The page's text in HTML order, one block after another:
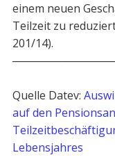
einem neuen
Teilzeit zu
201/14).
Quelle Datev:
auf den
Lebensjahres